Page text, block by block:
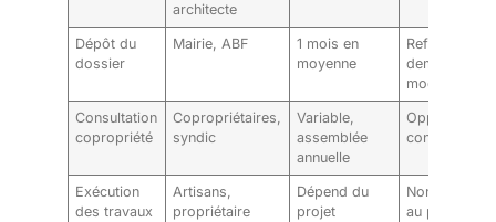
architecte
Dépôt du
dossier
Mairie, ABF
1 mois en
moyenne
Refus ou
demandes de
modification
Consultation
copropriété
Copropriétaires,
syndic
Variable,
assemblée
annuelle
Opposition
contestations
Exécution
des travaux
Artisans,
propriétaire
Dépend du
projet
Non-
au permis